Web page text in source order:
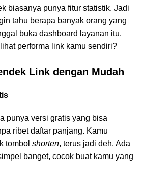
biasanya punya fitur statistik. Jadi
tahu berapa banyak orang yang
buka dashboard layanan itu.
performa link kamu sendiri?
Link dengan Mudah
punya versi gratis yang bisa
ribet daftar panjang. Kamu
tombol shorten, terus jadi deh. Ada
banget, cocok buat kamu yang